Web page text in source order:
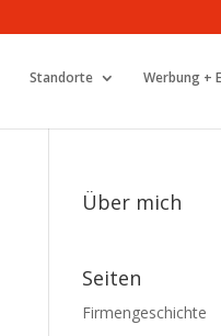
Standorte Werbung +
Über mich
Seiten
Firmengeschichte